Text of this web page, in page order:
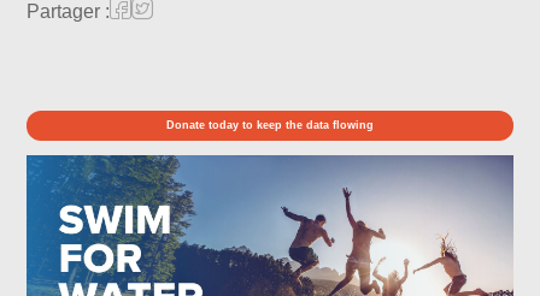
Partager :
Donate today to keep the data flowing